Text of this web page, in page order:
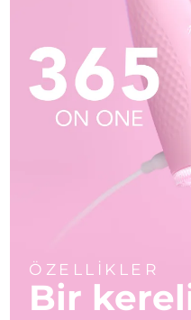
ÖZELLİKLER
Bir